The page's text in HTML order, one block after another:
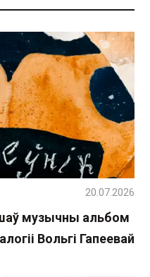
музычны альбом
Вольгі Гапеевай
20.07.2026